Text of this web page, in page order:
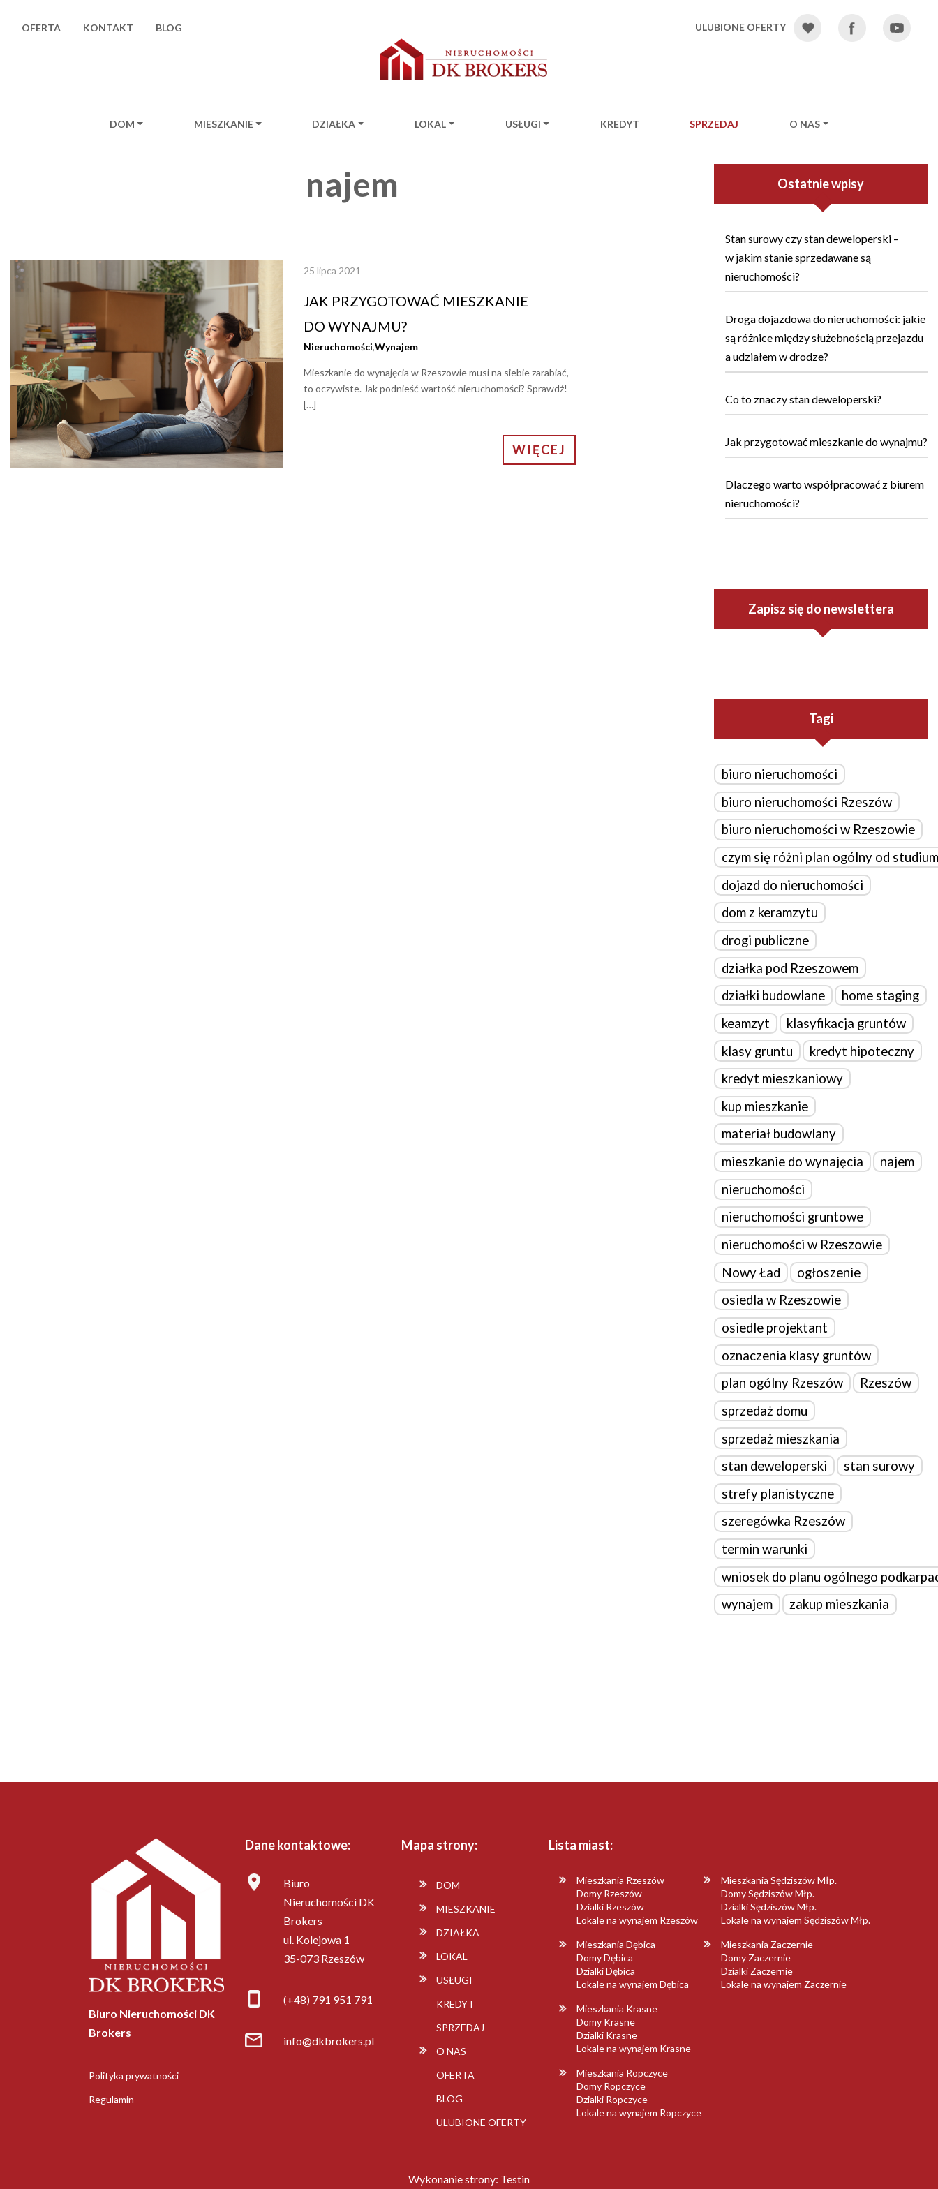
OFERTA KONTAKT BLOG ULUBIONE OFERTY
DOM MIESZKANIE DZIAŁKA LOKAL USŁUGI KREDYT SPRZEDAJ O NAS
najem
25 lipca 2021
JAK PRZYGOTOWAĆ MIESZKANIE
DO WYNAJMU?
Nieruchomości,Wynajem
Mieszkanie do wynajęcia w Rzeszowie musi na siebie zarabiać,
to oczywiste. Jak podnieść wartość nieruchomości? Sprawdź!
[…]
WIĘCEJ
Ostatnie wpisy
Stan surowy czy stan deweloperski –
w jakim stanie sprzedawane są
nieruchomości?
Droga dojazdowa do nieruchomości: jakie
są różnice między służebnością przejazdu
a udziałem w drodze?
Co to znaczy stan deweloperski?
Jak przygotować mieszkanie do wynajmu?
Dlaczego warto współpracować z biurem
nieruchomości?
Zapisz się do newslettera
Tagi
biuro nieruchomości
biuro nieruchomości Rzeszów
biuro nieruchomości w Rzeszowie
czym się różni plan ogólny od
dojazd do nieruchomości
dom z keramzytu
drogi publiczne
działka pod Rzeszowem
działki budowlane
home staging
keamzyt
klasyfikacja gruntów
klasy gruntu
kredyt hipoteczny
kredyt mieszkaniowy
kup mieszkanie
materiał budowlany
mieszkanie do wynajęcia
najem
nieruchomości
nieruchomości gruntowe
nieruchomości w Rzeszowie
Nowy Ład
ogłoszenie
osiedla w Rzeszowie
osiedle projektant
oznaczenia klasy gruntów
plan ogólny Rzeszów
Rzeszów
sprzedaż domu
sprzedaż mieszkania
stan deweloperski
stan surowy
strefy planistyczne
szeregówka Rzeszów
termin warunki
wniosek do planu ogólnego
wynajem
zakup mieszkania
Biuro Nieruchomości DK
Brokers
Polityka prywatności
Regulamin
Dane kontaktowe:
Biuro
Nieruchomości DK
Brokers
ul. Kolejowa 1
35-073 Rzeszów
(+48) 791 951 791
info@dkbrokers.pl
Mapa strony:
DOM
MIESZKANIE
DZIAŁKA
LOKAL
USŁUGI
KREDYT
SPRZEDAJ
O NAS
OFERTA
BLOG
ULUBIONE OFERTY
Lista miast:
Mieszkania Rzeszów
Domy Rzeszów
Dzialki Rzeszów
Lokale na wynajem Rzeszów
Mieszkania Dębica
Domy Dębica
Dzialki Dębica
Lokale na wynajem Dębica
Mieszkania Krasne
Domy Krasne
Dzialki Krasne
Lokale na wynajem Krasne
Mieszkania Ropczyce
Domy Ropczyce
Dzialki Ropczyce
Lokale na wynajem Ropczyce
Mieszkania Sędziszów Młp.
Domy Sędziszów Młp.
Dzialki Sędziszów Młp.
Lokale na wynajem Sędziszów Młp.
Mieszkania Zaczernie
Domy Zaczernie
Dzialki Zaczernie
Lokale na wynajem Zaczernie
Wykonanie strony: Testin